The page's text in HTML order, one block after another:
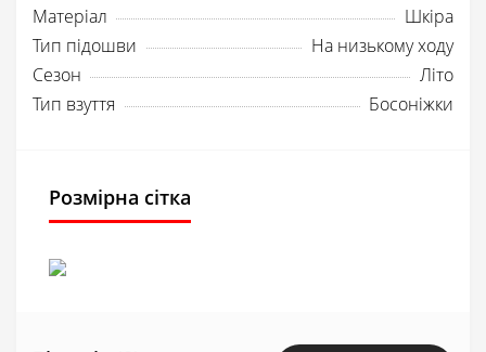
Матеріал
Шкіра
Тип підошви
На низькому ходу
Сезон
Літо
Тип взуття
Босоніжки
Розмірна сітка